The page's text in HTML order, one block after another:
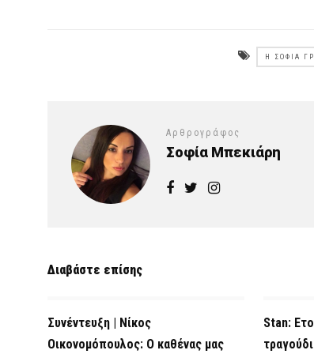
Η ΣΟΦΊΑ
Αρθρογράφος
Σοφία Μπεκιάρη
Διαβάστε επίσης
Συνέντευξη | Νίκος
Οικονομόπουλος: Ο καθένας μας
Stan: